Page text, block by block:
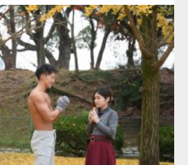
Update: 2021.07.8
その他 AKIHITO(細マッチョ) 上腕三頭筋
肩